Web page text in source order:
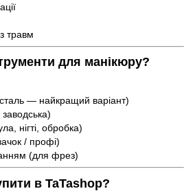
травм
для манікюру?
— найкращий варіант)
нігті, обробка)
/ профі)
(для фрез)
в TaTashop?